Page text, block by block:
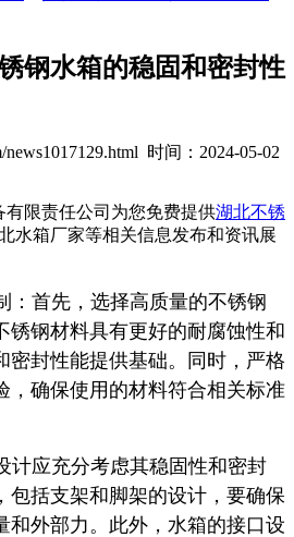
钢水箱的稳固和密封性
news1017129.html 时间：2024-05-02
限责任公司为您免费提供湖北不锈
水箱厂家等相关信息发布和资讯展
：首先，选择高质量的不锈钢
锈钢材料具有更好的耐腐蚀性和
密封性能提供基础。同时，严格
，确保使用的材料符合相关标准
计应充分考虑其稳固性和密封
包括支架和脚架的设计，要确保
和外部力。此外，水箱的接口设